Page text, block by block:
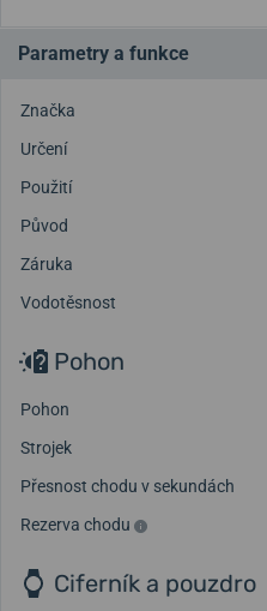
Parametry a funkce
Značka
Určení
Použití
Původ
Záruka
Vodotěsnost
Pohon
Pohon
Strojek
Přesnost chodu v sekundách
Rezerva chodu
Ciferník a pouzdro